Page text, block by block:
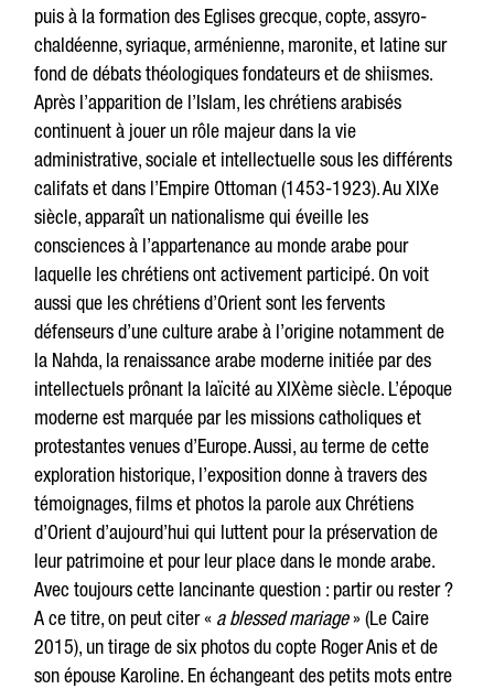
puis à la formation des Eglises grecque, copte, assyro-
chaldéenne, syriaque, arménienne, maronite, et latine sur
fond de débats théologiques fondateurs et de shiismes.
Après l’apparition de l’Islam, les chrétiens arabisés
continuent à jouer un rôle majeur dans la vie
administrative, sociale et intellectuelle sous les différents
califats et dans l’Empire Ottoman (1453-1923). Au XIXe
siècle, apparaît un nationalisme qui éveille les
consciences à l’appartenance au monde arabe pour
laquelle les chrétiens ont activement participé. On voit
aussi que les chrétiens d’Orient sont les fervents
défenseurs d’une culture arabe à l’origine notamment de
la Nahda, la renaissance arabe moderne initiée par des
intellectuels prônant la laïcité au XIXème siècle. L’époque
moderne est marquée par les missions catholiques et
protestantes venues d’Europe. Aussi, au terme de cette
exploration historique, l’exposition donne à travers des
témoignages, films et photos la parole aux Chrétiens
d’Orient d’aujourd’hui qui luttent pour la préservation de
leur patrimoine et pour leur place dans le monde arabe.
Avec toujours cette lancinante question : partir ou rester ?
A ce titre, on peut citer « a blessed mariage» (Le Caire
2015), un tirage de six photos du copte Roger Anis et de
son épouse Karoline. En échangeant des petits mots entre